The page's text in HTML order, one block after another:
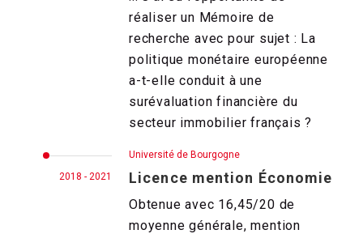
réaliser un Mémoire de
recherche avec pour sujet : La
politique monétaire européenne
a-t-elle conduit à une
surévaluation financière du
secteur immobilier français ?
2018 - 2021
Université de Bourgogne
Licence mention Économie
Obtenue avec 16,45/20 de
moyenne générale, mention